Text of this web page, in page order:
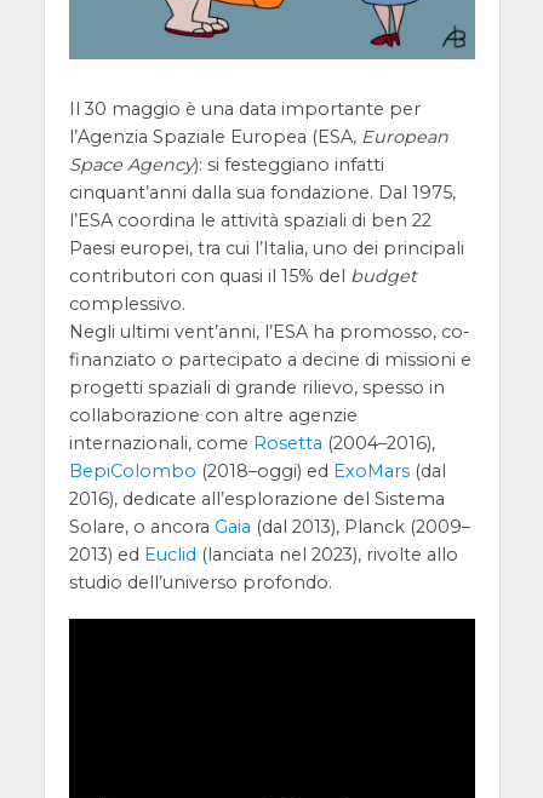
Il 30 maggio è una data importante per
l’Agenzia Spaziale Europea (ESA, European
Space Agency): si festeggiano infatti
cinquant’anni dalla sua fondazione. Dal 1975,
l’ESA coordina le attività spaziali di ben 22
Paesi europei, tra cui l’Italia, uno dei principali
contributori con quasi il 15% del budget
complessivo.
Negli ultimi vent’anni, l’ESA ha promosso, co-
finanziato o partecipato a decine di missioni e
progetti spaziali di grande rilievo, spesso in
collaborazione con altre agenzie
internazionali, come Rosetta (2004–2016),
BepiColombo (2018–oggi) ed ExoMars(dal
2016), dedicate all’esplorazione del Sistema
Solare, o ancora Gaia (dal 2013), Planck (2009–
2013) ed Euclid (lanciata nel 2023), rivolte allo
studio dell’universo profondo.